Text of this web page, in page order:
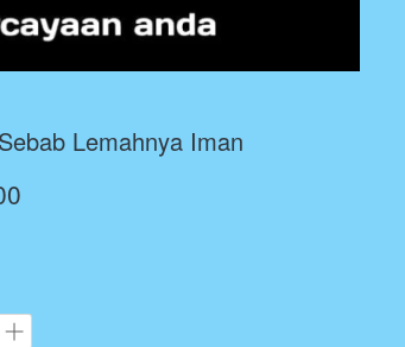
Lemahnya Iman